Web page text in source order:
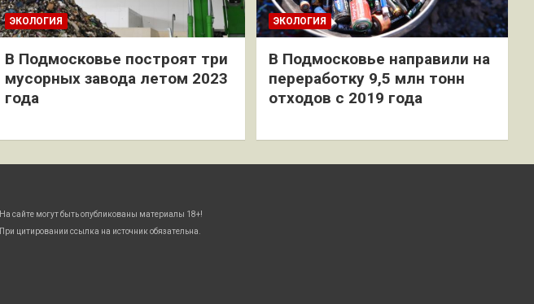
ЭКОЛОГИЯ
В Подмосковье построят три
мусорных завода летом 2023
года
ЭКОЛОГИЯ
В Подмосковье направили на
переработку 9,5 млн тонн
отходов с 2019 года
На сайте могут быть опубликованы материалы 18+!
При цитировании ссылка на источник обязательна.